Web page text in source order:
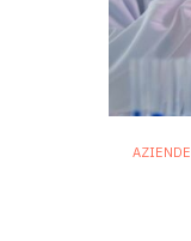
AZIENDE